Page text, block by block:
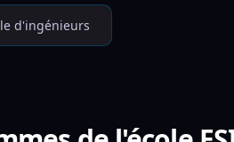
d'ingénieurs